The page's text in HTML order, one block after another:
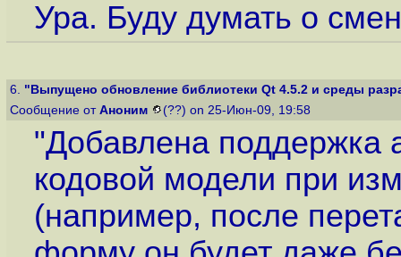
Ура. Буду думать о
6. "Выпущено обновление библиотеки Qt 4.5.2 и среды
Сообщение от Аноним (??) on 25-Июн-09, 19:58
"Добавлена поддержка
кодовой модели при
(например, после